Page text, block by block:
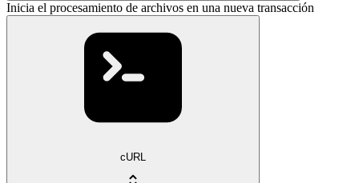
Inicia el procesamiento de archivos en una nueva transacción
cURL